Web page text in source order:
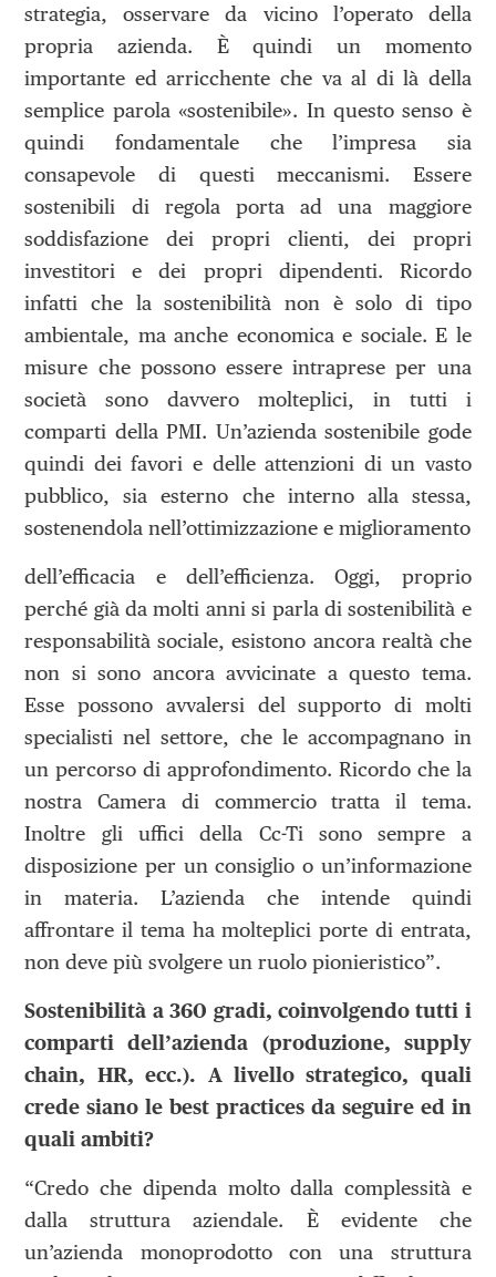
strategia, osservare da vicino l’operato della
propria azienda. È quindi un momento
importante ed arricchente che va al di là della
semplice parola «sostenibile». In questo senso è
quindi fondamentale che l’impresa sia
consapevole di questi meccanismi. Essere
sostenibili di regola porta ad una maggiore
soddisfazione dei propri clienti, dei propri
investitori e dei propri dipendenti. Ricordo
infatti che la sostenibilità non è solo di tipo
ambientale, ma anche economica e sociale. E le
misure che possono essere intraprese per una
società sono davvero molteplici, in tutti i
comparti della PMI. Un’azienda sostenibile gode
quindi dei favori e delle attenzioni di un vasto
pubblico, sia esterno che interno alla stessa,
sostenendola nell’ottimizzazione e miglioramento
dell’efficacia e dell’efficienza. Oggi, proprio
perché già da molti anni si parla di sostenibilità e
responsabilità sociale, esistono ancora realtà che
non si sono ancora avvicinate a questo tema.
Esse possono avvalersi del supporto di molti
specialisti nel settore, che le accompagnano in
un percorso di approfondimento. Ricordo che la
nostra Camera di commercio tratta il tema.
Inoltre gli uffici della Cc-Ti sono sempre a
disposizione per un consiglio o un’informazione
in materia. L’azienda che intende quindi
affrontare il tema ha molteplici porte di entrata,
non deve più svolgere un ruolo pionieristico”.
Sostenibilità a 360 gradi, coinvolgendo tutti i
comparti dell’azienda (produzione, supply
chain, HR, ecc.). A livello strategico, quali
crede siano le best practices da seguire ed in
quali ambiti?
“Credo che dipenda molto dalla complessità e
dalla struttura aziendale. È evidente che
un’azienda monoprodotto con una struttura